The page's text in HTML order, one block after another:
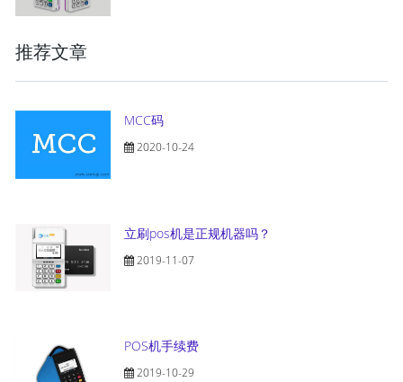
推荐文章
MCC码
2020-10-24
立刷pos机是正规机器吗？
2019-11-07
POS机手续费
2019-10-29